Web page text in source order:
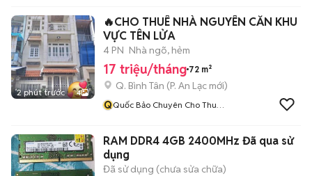
2 phút trước 4
🔥CHO THUÊ NHÀ NGUYÊN CĂN KHU
VỰC TÊN LỬA
4 PN Nhà ngõ, hẻm
17 triệu/tháng 72 m²
Q. Bình Tân (P. An Lạc mới)
QQuốc Bảo Chuyên Cho Thuê
RAM DDR4 4GB 2400MHz Đã qua sử
dụng
Đã sử dụng (chưa sửa chữa)